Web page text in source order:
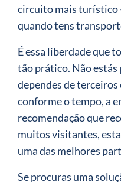
circuito mais turístico
quando tens
É essa liberdade que
tão prático. Não estás
dependes de terceiros
conforme o tempo, a
recomendação que
muitos visitantes,
uma das melhores
Se procuras uma